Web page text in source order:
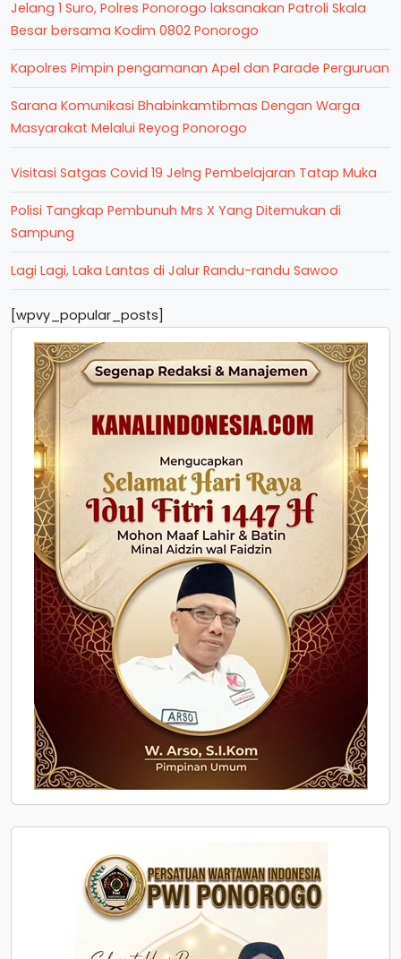
Jelang 1 Suro, Polres Ponorogo laksanakan Patroli Skala
Besar bersama Kodim 0802 Ponorogo
Kapolres Pimpin pengamanan Apel dan Parade Perguruan
Sarana Komunikasi Bhabinkamtibmas Dengan Warga
Masyarakat Melalui Reyog Ponorogo
Visitasi Satgas Covid 19 Jelng Pembelajaran Tatap Muka
Polisi Tangkap Pembunuh Mrs X Yang Ditemukan di
Sampung
Lagi Lagi, Laka Lantas di Jalur Randu-randu Sawoo
[wpvy_popular_posts]